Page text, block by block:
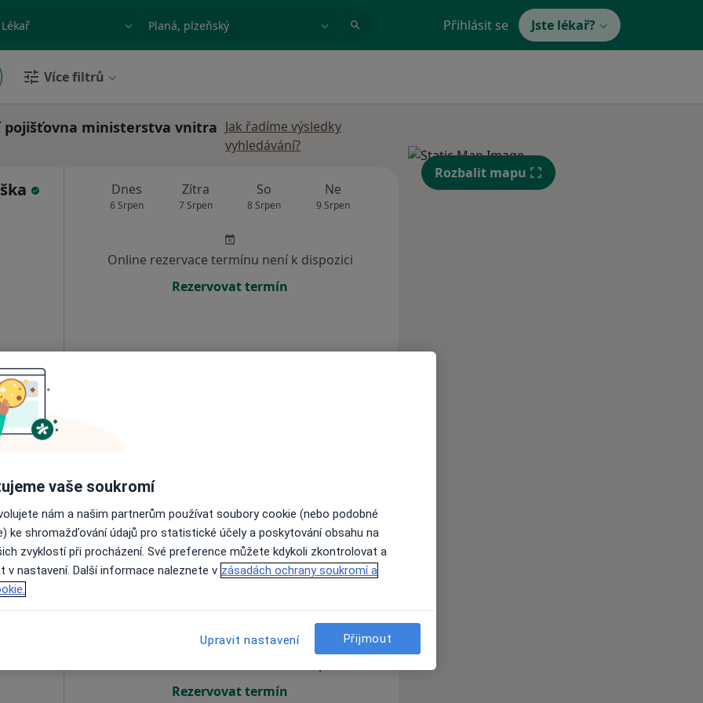
nemoc nebo příjmení Město nebo region Přihlásit se Jste lékař?
Více filtrů
ministerstva vnitra Jak řadíme výsledky
vyhledávání?
Dnes
6 Srpen
Zítra
7 Srpen
So
8 Srpen
Ne
9 Srpen
Út St
Online rezervace termínu není k dispozici
Rezervovat termín
Rezervovat termín
Rozbalit mapu
vaše soukromí
nám a našim partnerům používat soubory cookie (nebo podobné
ke shromažďování údajů pro statistické účely a poskytování obsahu na
zvyklostí při procházení. Své preference můžete kdykoli zkontrolovat a
v nastavení. Další informace naleznete v zásadách ochrany soukromí a
Upravit nastavení Přijmout